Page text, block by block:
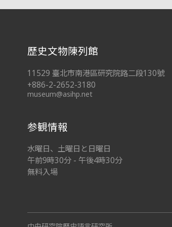
:::
歷史文物陳列館
11529 臺北市南港區研究院路二段130號
+886-2-2652-3180
museum@asihp.net
参観情報
水曜日、土曜日と日曜日
午前9時30分 - 午後4時30分
無料入場